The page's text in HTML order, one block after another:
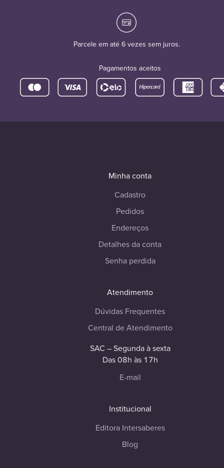
Parcele em até 6 vezes sem juros.
Pagamentos aceitos
Minha conta
Cadastro
Pedidos
Endereços
Detalhes da conta
Senha perdida
Atendimento
Dúvidas Frequentes
Central de Atendimento
SAC – Segunda à sexta
Das 08h às 17h
E-mail
Institucional
Editora Intersaberes
Blog